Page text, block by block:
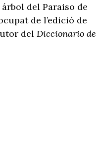
del Paraiso de
de l’edició de
delDiccionario de